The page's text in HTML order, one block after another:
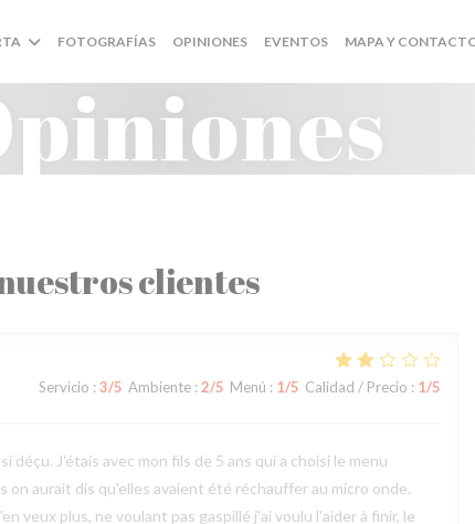
FOTOGRAFÍAS OPINIONES EVENTOS MAPA Y
clientes
Servicio : 3/5 Ambiente: 2/5 Menú : 1/5 Calidad / Precio : 1/5
déçu. J'étais avec mon fils de 5 ans qui a choisi le menu
aurait dis qu'elles avaient été réchauffer au micro onde.
veux plus, ne voulant pas gaspillé j'ai voulu l'aider à finir, le